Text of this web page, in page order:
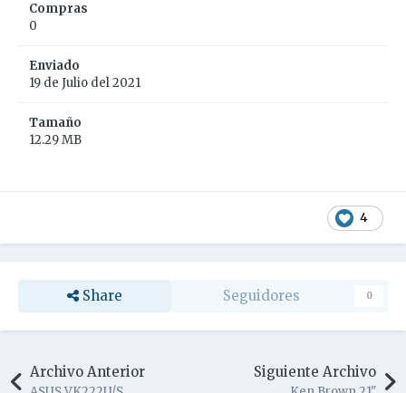
Compras
0
Enviado
19 de Julio del 2021
Tamaño
12.29 MB
4
Share Seguidores 0
Archivo Anterior Siguiente Archivo